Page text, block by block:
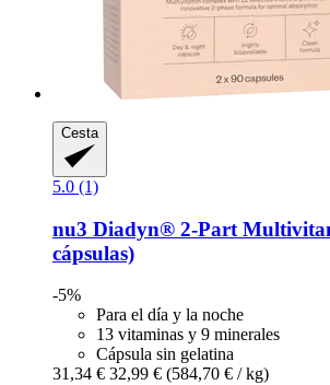
Cesta
5.0 (1)
nu3 Diadyn® 2-​Part
cápsulas)
-5%
Para el día y la noche
13 vitaminas y 9 minerales
Cápsula sin gelatina
31,34 € 32,99 € (584,70 € / kg)